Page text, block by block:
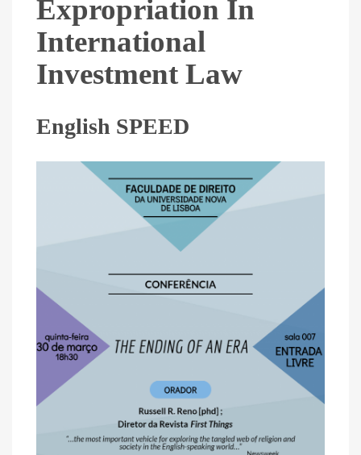
Expropriation In
International
Investment Law
English SPEED